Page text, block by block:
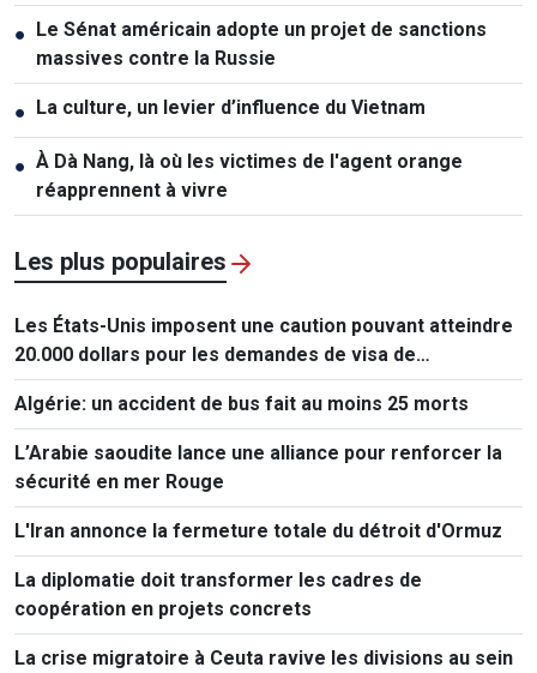
● Le Sénat américain adopte un projet de sanctions
massives contre la Russie
● La culture, un levier d’influence du Vietnam
● À Dà Nang, là où les victimes de l'agent orange
réapprennent à vivre
Les plus populaires
Les États-Unis imposent une caution pouvant atteindre
20.000 dollars pour les demandes de visa de
ressortissants de 50 pays
Algérie: un accident de bus fait au moins 25 morts
L’Arabie saoudite lance une alliance pour renforcer la
sécurité en mer Rouge
L'Iran annonce la fermeture totale du détroit d'Ormuz
La diplomatie doit transformer les cadres de
coopération en projets concrets
La crise migratoire à Ceuta ravive les divisions au sein